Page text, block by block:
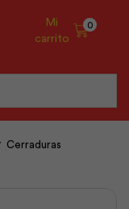
Mi
carrito
0
Cerraduras